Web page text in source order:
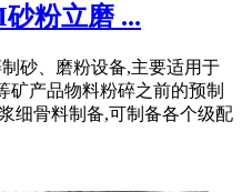
粉立磨 ...
砂、磨粉设备,主要适用于
矿产品物料粉碎之前的预制
细骨料制备,可制备各个级配